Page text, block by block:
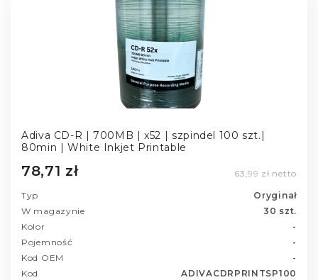
Adiva CD-R | 700MB | x52 | szpindel 100 szt.|
80min | White Inkjet Printable
78,71 zł 63,99 zł netto
Typ
Oryginał
W magazynie
30 szt.
Kolor
-
Pojemność
-
Kod OEM
-
Kod
ADIVACDRPRINTSP100